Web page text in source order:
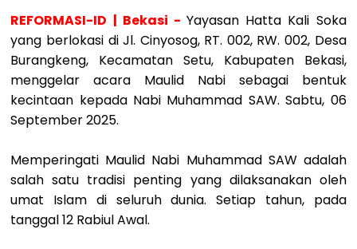
REFORMASI-ID | Bekasi -Yayasan Hatta Kali Soka
yang berlokasi di Jl. Cinyosog, RT. 002, RW. 002, Desa
Burangkeng, Kecamatan Setu, Kabupaten Bekasi,
menggelar acara Maulid Nabi sebagai bentuk
kecintaan kepada Nabi Muhammad SAW. Sabtu, 06
September 2025.
Memperingati Maulid Nabi Muhammad SAW adalah
salah satu tradisi penting yang dilaksanakan oleh
umat Islam di seluruh dunia. Setiap tahun, pada
tanggal 12 Rabiul Awal.